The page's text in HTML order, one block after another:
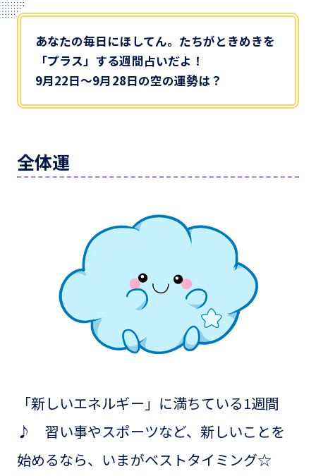
あなたの毎日にほしてん。たちがときめきを
「プラス」する週間占いだよ！
9月22日～9月28日の空の運勢は？
全体運
「新しいエネルギー」に満ちている1週間
♪ 習い事やスポーツなど、新しいことを
始めるなら、いまがベストタイミング☆